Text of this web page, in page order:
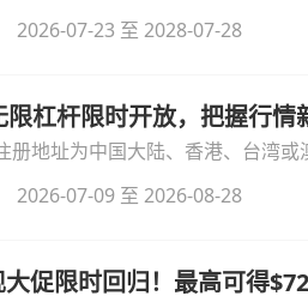
2026-07-23 至 2028-07-28
杠杆限时开放，把握行情
册地址为中国大陆、香港、台湾
限倍杠杆福利，无需额外复杂操作。
2026-07-09 至 2026-08-28
促限时回归！最高可得